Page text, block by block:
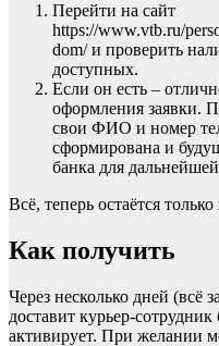
Перейти на сайт
https://www.vtb.ru/
dom/ и проверить
доступных.
Если он есть –
оформления заявки.
свои ФИО и номер
сформирована и
банка для
Всё, теперь остаётся
Как получить
Через несколько дней (всё
доставит курьер-
активирует. При желании